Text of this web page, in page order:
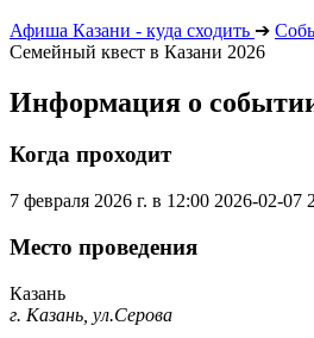
Афиша Казани - куда сходить ➔
Семейный квест в Казани 2026
Информация о
Когда проходит
7 февраля 2026 г. в 12:00 2026-02-07
Место проведения
Казань
г. Казань, ул.Серова